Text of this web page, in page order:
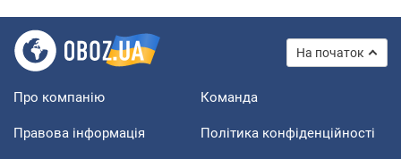
На початок
Про компанію Команда
Правова інформація Політика конфіденційності